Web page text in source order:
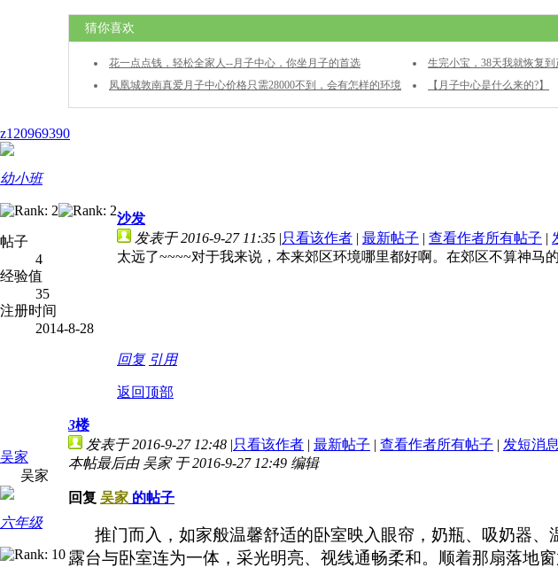
猜你喜欢
花一点点钱，轻松全家人--月子中心，你坐月子的首选 生完小宝，38天我就恢复到
凤凰城敦南真爱月子中心价格只需28000不到，会有怎样的环境
和服务呢？随我来探探~~
【月子中心是什么来的?】
z120969390
幼小班
帖子
4
经验值
35
注册时间
2014-8-28
沙发
发表于 2016-9-27 11:35 |只看该作者 | 最新帖子 | 查看作者所有帖子 |
太远了~~~~对于我来说，本来郊区环境哪里都好啊。在郊区不算神马的
回复 引用
返回顶部
吴家
吴家
六年级
3楼
发表于 2016-9-27 12:48 |只看该作者 | 最新帖子 | 查看作者所有帖子 | 发短消息
本帖最后由 吴家 于 2016-9-27 12:49 编辑
回复 吴家 的帖子
推门而入，如家般温馨舒适的卧室映入眼帘，奶瓶、吸奶器、
露台与卧室连为一体 ，采光明亮、 视线通畅柔和。顺着那扇落地窗